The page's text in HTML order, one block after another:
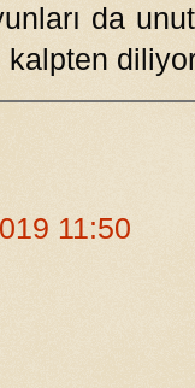
da
kalpten
11:50